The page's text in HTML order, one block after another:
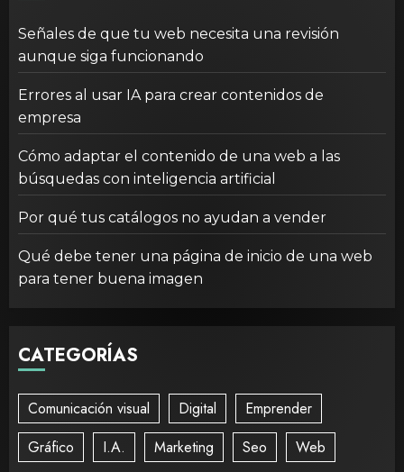
Señales de que tu web necesita una revisión
aunque siga funcionando
Errores al usar IA para crear contenidos de
empresa
Cómo adaptar el contenido de una web a las
búsquedas con inteligencia artificial
Por qué tus catálogos no ayudan a vender
Qué debe tener una página de inicio de una web
para tener buena imagen
CATEGORÍAS
Comunicación visual Digital
Emprender
Gráfico
I.A. Marketing Seo Web